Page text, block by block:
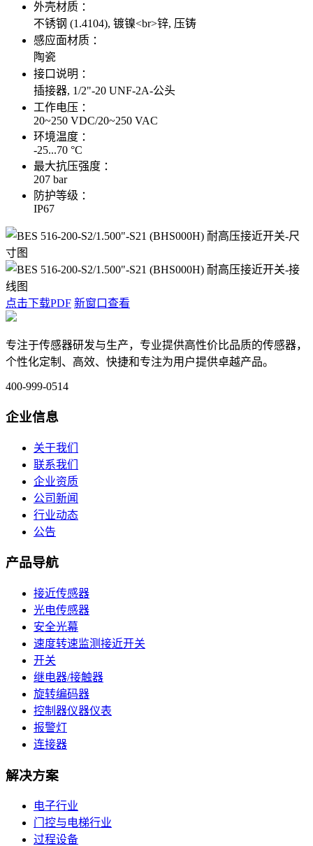
外壳材质 ：
不锈钢 (1.4104), 镀镍<br>锌, 压铸
感应面材质 ：
陶瓷
接口说明 ：
插接器, 1/2"-20 UNF-2A-公头
工作电压 ：
20~250 VDC/20~250 VAC
环境温度 ：
-25...70 °C
最大抗压强度 ：
207 bar
防护等级 ：
IP67
点击下载PDF 新窗口查看
专注于传感器研发与生产，专业提供高性价比品质的传感器，
个性化定制、高效、快捷和专注为用户提供卓越产品。
400-999-0514
企业信息
关于我们
联系我们
企业资质
公司新闻
行业动态
公告
产品导航
接近传感器
光电传感器
安全光幕
速度转速监测接近开关
开关
继电器/接触器
旋转编码器
控制器仪器仪表
报警灯
连接器
解决方案
电子行业
门控与电梯行业
过程设备